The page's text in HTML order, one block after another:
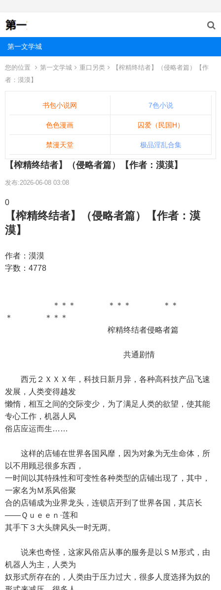
第一文学城
您的位置 第一文学城 重口另类
【榨精终结者】（侵略者篇）【作
者：漠漠】
书包小说网 7色小说
色色漫画 囚爱（民国H）
禁漫天堂 极品淫乱合集
【榨精终结者】（侵略者篇）【作者：漠漠】
发布:2026-06-08 03:08
0
【榨精终结者】（侵略者篇）【作者：漠
漠】
作者：漠漠
字数：4778
＊＊＊ ＊＊＊ ＊＊
＊ ＊＊＊
榨精终结者侵略者篇
共通剧情
西元２ＸＸＸ年，科技日新月异，各种高科技产品飞速
发展，人类变得越发
懒惰，相互之间的交际变少，为了满足人类的欲望，使其能
专心工作，机器人风
俗店应运而生……
这样的店铺在世界各国风靡，因为对象为无生命体，所
以不用顾忌很多东西，
一时间以其特殊性和可变性各种类型的店铺出现了，其中，
一家名为Ｍ系风俗聚
合的店铺成为业界龙头，连锁店开到了世界各国，其店长
——Ｑｕｅｅｎ·莲和
其手下３大头牌风头一时无两。
说来也奇怪，这家风俗店从事的服务是以ＳＭ形式，由
机器人为主，人类为
奴形式所存在的，人类由于压力过大，很多人度选择为奴的